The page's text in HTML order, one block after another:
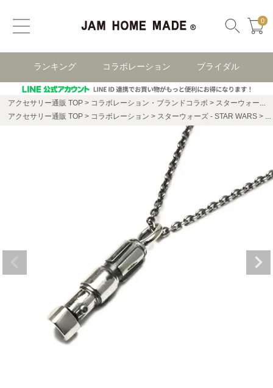
0
ランキング コラボレーション ブライダル
アクセサリー通販 TOP コラボレーション・ブランドコラボ
スターウォーズ(STAR WARS)
アクセサリー通販 TOP
コラボレーション スターウォーズ - STAR WARS